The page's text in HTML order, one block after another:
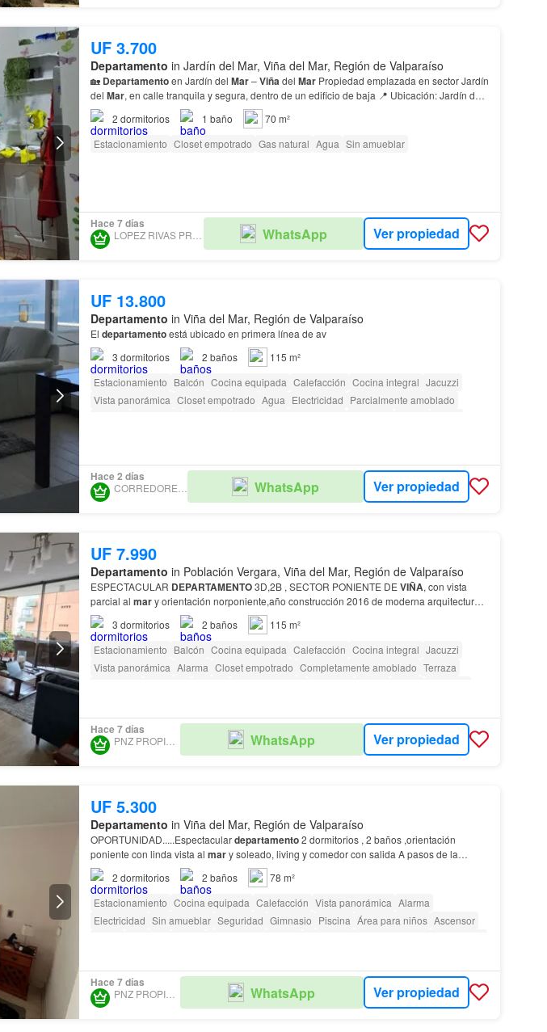
UF 3.700
Departamento in Jardín del Mar, Viña del Mar, Región de Valparaíso
🏡 Departamentoen Jardín del Mar–Viñadel MarPropiedad emplazada en sector Jardín
del Mar, en calle tranquila y segura, dentro de un edificio de baja 📍 Ubicación: Jardín del
Mar 🏢 Piso: ° piso 💰 Gastos…
2 dormitorios 1 baño
70 m²
Estacionamiento Closet empotrado Gas natural Agua Sin amueblar
Hace 7 días
WhatsApp Ver propiedad
UF 13.800
Departamento in Viña del Mar, Región de Valparaíso
El departamentoestá ubicado en primera línea de av
3 dormitorios 2 baños
115 m²
Estacionamiento Balcón Cocina equipada Calefacción Cocina integral Jacuzzi
Vista panorámica Closet empotrado Agua Electricidad Parcialmente amoblado
Hace 2 días
WhatsApp Ver propiedad
UF 7.990
Departamento in Población Vergara, Viña del Mar, Región de Valparaíso
ESPECTACULAR DEPARTAMENTO 3D,2B , SECTOR PONIENTE DE VIÑA, con vista
parcial al mary orientación norponiente,año construcción 2016 de moderna arquitectura
Entorno sector A 3 minutos del Casino de
3 dormitorios 2 baños
115 m²
Estacionamiento Balcón Cocina equipada Calefacción Cocina integral Jacuzzi
Vista panorámica Alarma Closet empotrado Completamente amoblado Terraza
Hace 7 días
PNZ PROPIEDADES WhatsApp Ver propiedad
UF 5.300
Departamento in Viña del Mar, Región de Valparaíso
OPORTUNIDAD.....Espectaculardepartamento2 dormitorios , 2 baños ,orientación
poniente con linda vista al mary soleado, living y comedor con salida A pasos de la
avenida Edmundo Eluchans, principal arteria de conexión entr…
2 dormitorios 2 baños
78 m²
Estacionamiento Cocina equipada Calefacción Vista panorámica Alarma
Electricidad Sin amueblar Seguridad Gimnasio Piscina Área para niños Ascensor
Hace 7 días
PNZ PROPIEDADES WhatsApp Ver propiedad